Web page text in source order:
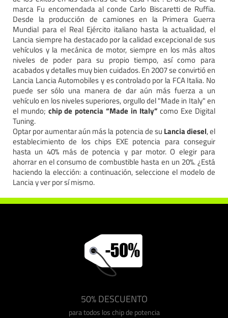
marca Fu encomendada al conde Carlo Biscaretti de Ruffia.
Desde la producción de camiones en la Primera Guerra
Mundial para el Real Ejército italiano hasta la actualidad, el
Lancia siempre ha destacado por la calidad excepcional de sus
vehículos y la mecánica de motor, siempre en los más altos
niveles de poder para su propio tiempo, así como para
acabados y detalles muy bien cuidados. En 2007 se convirtió en
Lancia Lancia Automobiles y es controlado por la FCA Italia. No
puede ser sólo una manera de dar aún más fuerza a un
vehículo en los niveles superiores, orgullo del "Made in Italy" en
el mundo; chip de potencia “Made in Italy” como Exe Digital
Tuning.
Optar por aumentar aún más la potencia de su Lancia diesel, el
establecimiento de los chips EXE potencia para conseguir
hasta un 40% más de potencia y par motor. O elegir para
ahorrar en el consumo de combustible hasta en un 20%. ¿Está
haciendo la elección: a continuación, seleccione el modelo de
Lancia y ver por sí mismo.
50% DESCUENTO
para todos los chip de potencia